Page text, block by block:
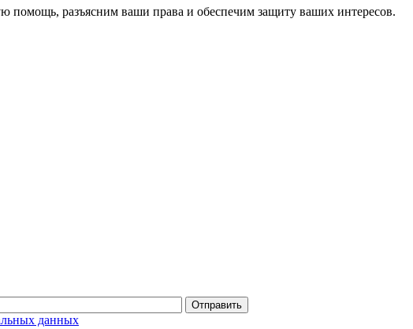
разъясним ваши права и обеспечим защиту ваших интересов.
данных